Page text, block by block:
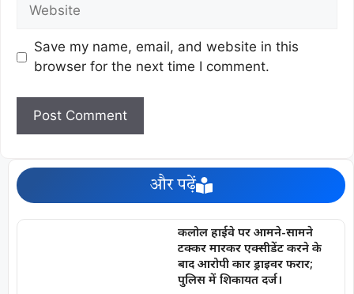
Save my name, email, and website in this
browser for the next time I comment.
और पढ़ें
कलोल हाईवे पर आमने-सामने
टक्कर मारकर एक्सीडेंट करने के
बाद आरोपी कार ड्राइवर फरार;
पुलिस में शिकायत दर्ज।